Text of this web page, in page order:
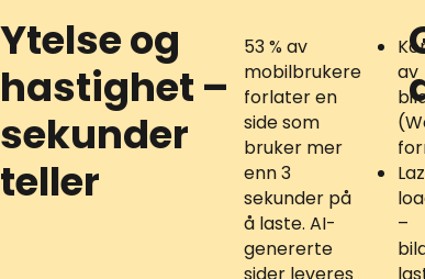
Ytelse og
hastighet –
sekunder
teller
53 % av
mobilbrukere
forlater en
side som
bruker mer
enn 3
sekunder på
å laste. AI-
genererte
sider leveres
av
–